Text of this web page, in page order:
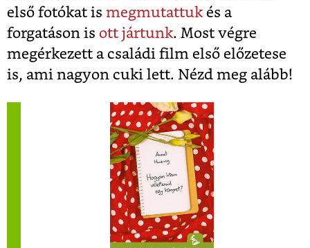
első fotókat is megmutattuk és a
forgatáson is ott jártunk. Most végre
megérkezett a családi film első előzetese
is, ami nagyon cuki lett. Nézd meg alább!